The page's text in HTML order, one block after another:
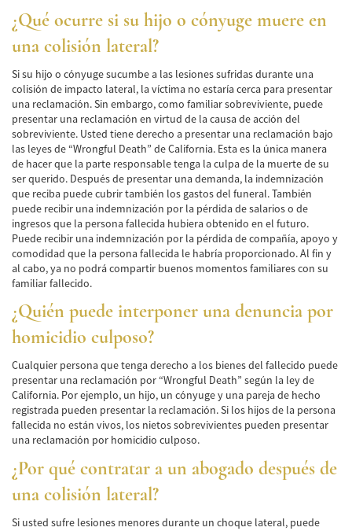
Compensation for Auto Accidents
Dangerous Road Conditions
Dealing with Insurance Adjusters
Defective Airbags
Defective Car Door Latch
Defective Tires
Distracted Driver
Drunk Driver
Head-on Collisions
Hit and Run Accident
Intersection Accident
Rear-End Collisions
Roof Crush
Side Impact Collisions
T-Bone Accident
¿Qué ocurre si su hijo o cónyuge muere en
una colisión lateral?
Si su hijo o cónyuge sucumbe a las lesiones sufridas durante una
colisión de impacto lateral, la víctima no estaría cerca para presentar
una reclamación. Sin embargo, como familiar sobreviviente, puede
presentar una reclamación en virtud de la causa de acción del
sobreviviente. Usted tiene derecho a presentar una reclamación bajo
las leyes de “Wrongful Death” de California. Esta es la única manera
de hacer que la parte responsable tenga la culpa de la muerte de su
ser querido. Después de presentar una demanda, la indemnización
que reciba puede cubrir también los gastos del funeral. También
puede recibir una indemnización por la pérdida de salarios o de
ingresos que la persona fallecida hubiera obtenido en el futuro.
Puede recibir una indemnización por la pérdida de compañía, apoyo y
comodidad que la persona fallecida le habría proporcionado. Al fin y
al cabo, ya no podrá compartir buenos momentos familiares con su
familiar fallecido.
¿Quién puede interponer una denuncia por
homicidio culposo?
Cualquier persona que tenga derecho a los bienes del fallecido puede
presentar una reclamación por “Wrongful Death” según la ley de
California. Por ejemplo, un hijo, un cónyuge y una pareja de hecho
registrada pueden presentar la reclamación. Si los hijos de la persona
fallecida no están vivos, los nietos sobrevivientes pueden presentar
una reclamación por homicidio culposo.
¿Por qué contratar a un abogado después de
una colisión lateral?
Si usted sufre lesiones menores durante un choque lateral, puede